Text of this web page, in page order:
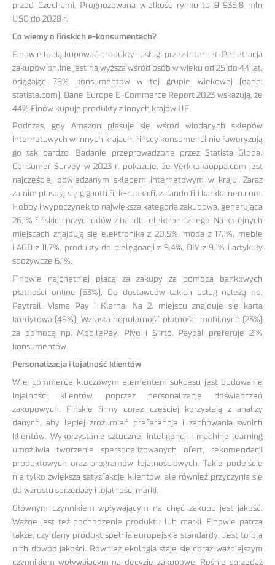
przed Czechami. Prognozowana wielkość rynku to 9 935,8 mln
USD do 2028 r.
Co wiemy o fińskich e-konsumentach?
Finowie lubią kupować produkty i usługi przez Internet. Penetracja
zakupów online jest najwyższa wśród osób w wieku od 25 do 44 lat,
osiągając 79% konsumentów w tej grupie wiekowej (dane:
statista.com). Dane Europe E-Commerce Report 2023 wskazują, że
44% Finów kupuje produkty z innych krajów UE.
Podczas, gdy Amazon plasuje się wśród wiodących sklepów
internetowych w innych krajach, fińscy konsumenci nie faworyzują
go tak bardzo. Badanie przeprowadzone przez Statista Global
Consumer Survey w 2023 r. pokazuje, że Verkkokauppa.com jest
najczęściej odwiedzanym sklepem internetowym w kraju. Zaraz
za nim plasują się gigantti.fi, k-ruoka.fi, zalando.fi i karkkainen.com.
Hobby i wypoczynek to największa kategoria zakupowa, generująca
26,1% fińskich przychodów z handlu elektronicznego. Na kolejnych
miejscach znajdują się elektronika z 20,5%, moda z 17,1%, meble
i AGD z 11,7%, produkty do pielęgnacji z 9,4%, DIY z 9,1% i artykuły
spożywcze 6,1%.
Finowie najchętniej płacą za zakupy za pomocą bankowych
płatności online (63%). Do dostawców takich usług należą np.
Paytrail, Visma Pay i Klarna. Na 2. miejscu znajduje się karta
kredytowa (49%). Wzrasta popularność płatności mobilnych (23%)
za pomocą np. MobilePay, Pivo i Siirto. Paypal preferuje 21%
konsumentów.
Personalizacja i lojalność klientów
W e-commerce kluczowym elementem sukcesu jest budowanie
lojalności klientów poprzez personalizację doświadczeń
zakupowych. Fińskie firmy coraz częściej korzystają z analizy
danych, aby lepiej zrozumieć preferencje i zachowania swoich
klientów. Wykorzystanie sztucznej inteligencji i machine learning
umożliwia tworzenie spersonalizowanych ofert, rekomendacji
produktowych oraz programów lojalnościowych. Takie podejście
nie tylko zwiększa satysfakcję klientów, ale również przyczynia się
do wzrostu sprzedaży i lojalności marki.
Głównym czynnikiem wpływającym na chęć zakupu jest jakość.
Ważne jest też pochodzenie produktu lub marki. Finowie patrzą
także, czy dany produkt spełnia europejskie standardy. Jest to dla
nich dowód jakości. Również ekologia staje się coraz ważniejszym
czynnikiem wpływającym na decyzje zakupowe. Rośnie sprzedaż